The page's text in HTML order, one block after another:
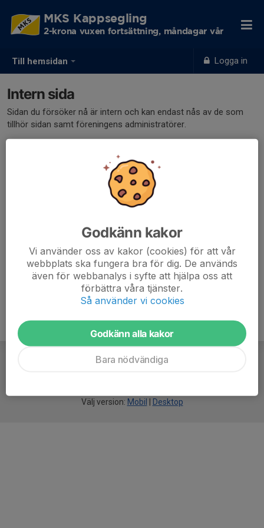
Till hemsidan Logga in
MKS Kappsegling
2-krona vuxen fortsättning, måndagar vår
Intern sida
Sidan du försöker nå är intern och kan endast nås av de som
tillhör sidan samt föreningens administratörer.
Välj version: Mobil Desktop
Godkänn kakor
Vi använder oss av kakor (cookies) för att vår
webbplats ska fungera bra för dig. De används
även för webbanalys i syfte att hjälpa oss att
förbättra våra tjänster.
Så använder vi cookies
Godkänn alla kakor
Bara nödvändiga